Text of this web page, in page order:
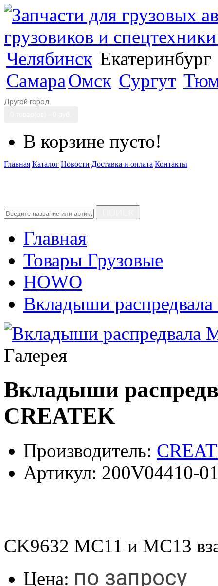
Челябинск Екатеринбург
СамараОмск Сургут
Другой город
В корзине пусто!
Главная Каталог Новости Доставка и оплата Контакты
Главная
Товары Грузовые
HOWO
Вкладыши
Галерея
Вкладыши
CREATEK
Производитель:
Артикул: 200V04410-
CK9632 MC11 и MC13
Цена: по запросу